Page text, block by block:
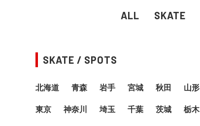
ALL SKATE
SKATE / SPOTS
北海道 青森 岩手 宮城 秋田 山形
東京 神奈川 埼玉 千葉 茨城 栃木